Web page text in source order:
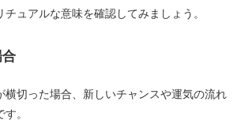
ュアルな意味を確認してみましょう。
合
横切った場合、新しいチャンスや運気の流れ
。